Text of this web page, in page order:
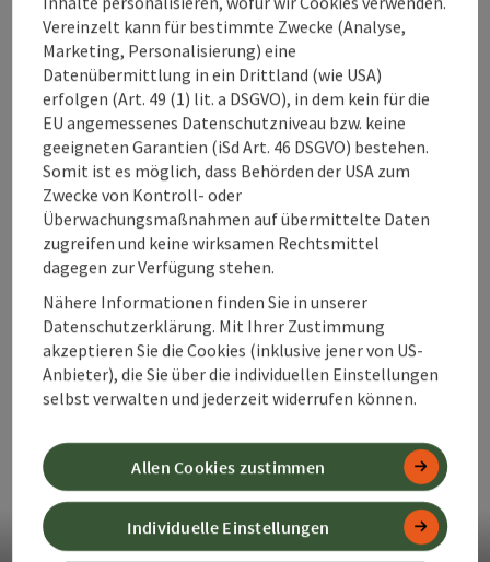
erhebt sich Schloss Lamberg – ein barockes
Wahrzeichen der 1.000‑jährigen Stadt Steyr. Wo einst
Grafen residierten, öffnen sich heute helle Höfe und
repräsentative Räume mit Blick auf Fluss, Dächer und
die sanften Höhen des Alpenvorlands.
Direkt an der historischen Altstadt gelegen, verbindet
das Schloss Architektur, Geschichte und lebendiges
Stadtflair. Nur wenige Schritte führen vom
Schlossportal zu engen Gassen, Bürgerhäusern aus
verschiedenen Epochen und zu jenem kulturellen
Reichtum, der Steyr prägt.
Schloss Lamberg steht für das, was das 360° Alpenland
ausmacht: gewachsene Kultur in unmittelbarer Nähe
zu Natur und Bergwelt. Ein Ort mit Haltung – ruhig,
eindrucksvoll und offen für neue Begegnungen.
Vereinzelt kann für bestimmte Zwecke (Analyse,
Marketing, Personalisierung) eine
Datenübermittlung in ein Drittland (wie USA)
erfolgen (Art. 49 (1) lit. a DSGVO), in dem kein für die
EU angemessenes Datenschutzniveau bzw. keine
geeigneten Garantien (iSd Art. 46 DSGVO) bestehen.
Somit ist es möglich, dass Behörden der USA zum
Zwecke von Kontroll- oder
Überwachungsmaßnahmen auf übermittelte Daten
zugreifen und keine wirksamen Rechtsmittel
dagegen zur Verfügung stehen.
Nähere Informationen finden Sie in unserer
Datenschutzerklärung. Mit Ihrer Zustimmung
akzeptieren Sie die Cookies (inklusive jener von US-
Anbieter), die Sie über die individuellen Einstellungen
selbst verwalten und jederzeit widerrufen können.
Individuelle Einstellungen
Allen Cookies zustimmen